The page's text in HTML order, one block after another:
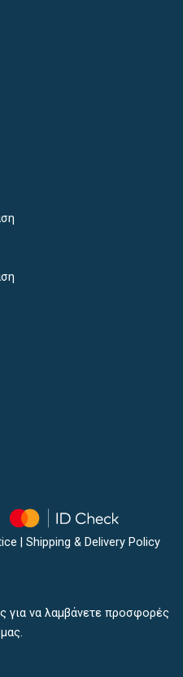
| Shipping & Delivery Policy
για να λαμβάνετε προσφορές